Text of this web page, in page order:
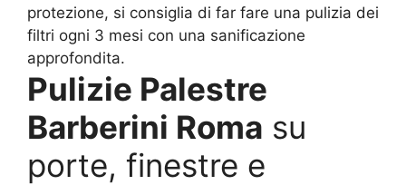
protezione, si consiglia di far fare una pulizia dei
filtri ogni 3 mesi con una sanificazione
approfondita.
Pulizie Palestre
Barberini Roma su
porte, finestre e